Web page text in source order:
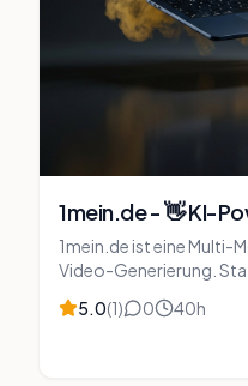
1mein.de - 👋 KI-
1mein.de ist eine Multi-
Video-Generierung.
bei Nutzung. Du
Bildgrößen bis 4K
5.0(1) 0 40h